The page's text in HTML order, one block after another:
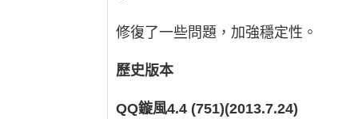
修復了一些問題，加強穩定性。
歷史版本
QQ鏇風4.4 (751)(2013.7.24)